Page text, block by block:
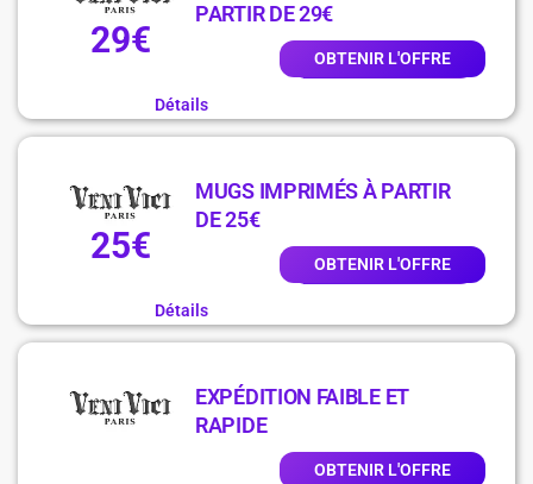
29€
PARTIR DE 29€
OBTENIR L'OFFRE
Détails
25€
MUGS IMPRIMÉS À PARTIR
DE 25€
OBTENIR L'OFFRE
Détails
EXPÉDITION FAIBLE ET
RAPIDE
OBTENIR L'OFFRE